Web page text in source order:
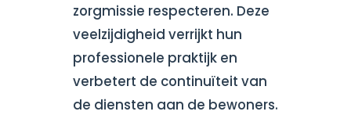
zorgmissie respecteren. Deze
veelzijdigheid verrijkt hun
professionele praktijk en
verbetert de continuïteit van
de diensten aan de bewoners.